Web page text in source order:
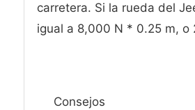
carretera. Si la rueda del
igual a 8,000 N * 0.25 m,
Consejos